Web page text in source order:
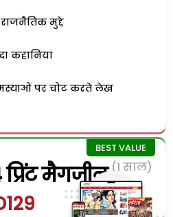
मुद्दे
कहानियां
पर चोट करते लेख
मैगजीन (1 साल)